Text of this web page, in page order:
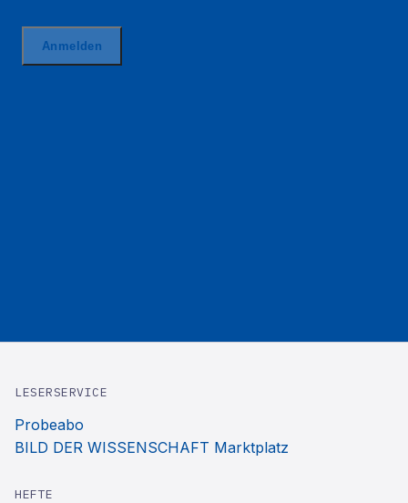
LESERSERVICE
Probeabo
BILD DER WISSENSCHAFT Marktplatz
HEFTE